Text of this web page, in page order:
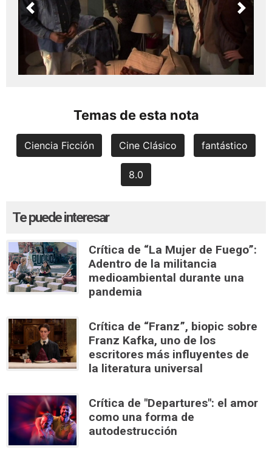
Previous Next
Temas de esta nota
Ciencia Ficción Cine Clásico fantástico
8.0
Te puede interesar
Crítica de “La Mujer de Fuego”:
Adentro de la militancia
medioambiental durante una
pandemia
Crítica de “Franz”, biopic sobre
Franz Kafka, uno de los
escritores más influyentes de
la literatura universal
Crítica de "Departures": el amor
como una forma de
autodestrucción